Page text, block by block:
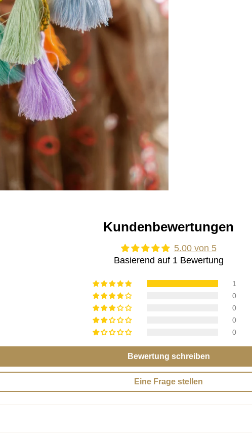
Kundenbewertungen
5.00 von 5
Basierend auf 1 Bewertung
1
0
0
0
0
Bewertung schreiben
Eine Frage stellen